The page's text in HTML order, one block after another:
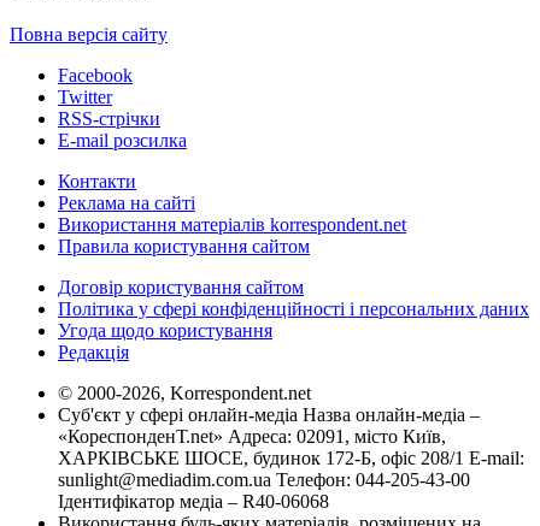
Повна версія сайту
Facebook
Twitter
RSS-стрічки
E-mail розсилка
Контакти
Реклама на сайті
Використання матеріалів korrespondent.net
Правила користування сайтом
Договір користування сайтом
Політика у сфері конфіденційності і персональних даних
Угода щодо користування
Редакція
© 2000-2026, Korrespondent.net
Суб'єкт у сфері онлайн-медіа Назва онлайн-медіа –
«КореспонденТ.net» Адреса: 02091, місто Київ,
ХАРКІВСЬКЕ ШОСЕ, будинок 172-Б, офіс 208/1 E-mail:
sunlight@mediadim.com.ua Телефон: 044-205-43-00
Ідентифікатор медіа – R40-06068